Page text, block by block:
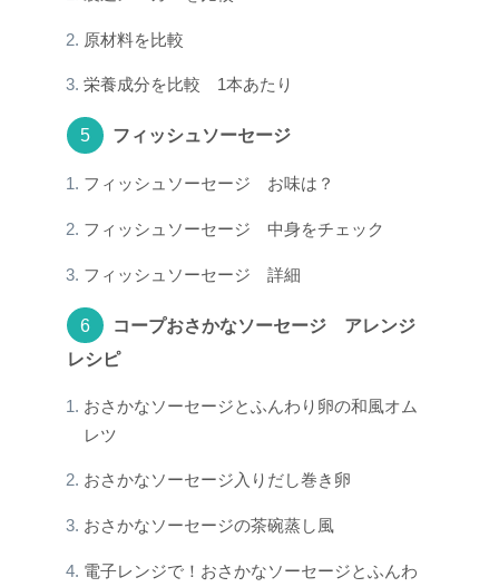
原材料を比較
栄養成分を比較 1本あたり
フィッシュソーセージ
フィッシュソーセージ お味は？
フィッシュソーセージ 中身をチェック
フィッシュソーセージ 詳細
コープおさかなソーセージ アレンジ
レシピ
おさかなソーセージとふんわり卵の和風オム
レツ
おさかなソーセージ入りだし巻き卵
おさかなソーセージの茶碗蒸し風
電子レンジで！おさかなソーセージとふんわ